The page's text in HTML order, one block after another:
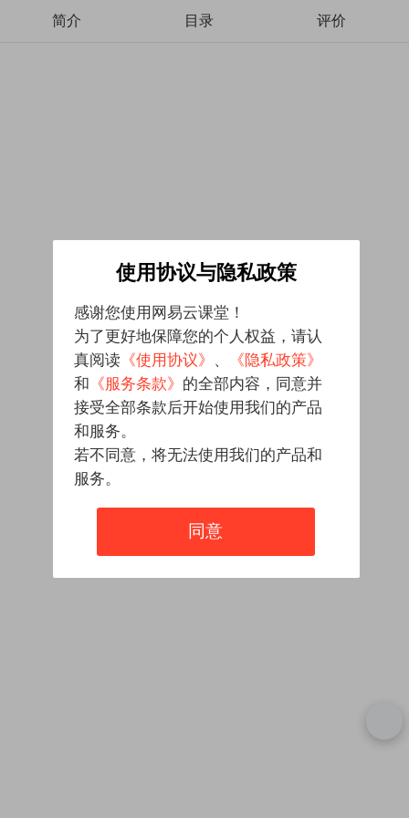
简介 目录 评价
使用协议与隐私政策
感谢您使用网易云课堂！
为了更好地保障您的个人权益，请认
真阅读 《使用协议》 、
《隐私政策》
和 《服务条款》 的全部内容，同意并
接受全部条款后开始使用我们的产品
和服务。
若不同意，将无法使用我们的产品和
服务。
同意